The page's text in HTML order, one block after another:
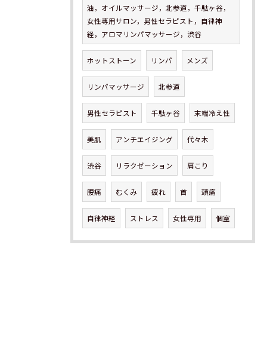
油，オイルマッサージ，北参道，千駄ヶ谷，
女性専用サロン，男性セラピスト，自律神
経，アロマリンパマッサージ，渋谷
ホットストーン リンパ メンズ
リンパマッサージ 北参道
男性セラピスト 千駄ヶ谷 末端冷え性
美肌 アンチエイジング 代々木
渋谷 リラクゼーション 肩こり
腰痛 むくみ 疲れ 首 頭痛
自律神経 ストレス 女性専用 個室